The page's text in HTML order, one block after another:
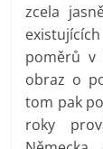
zcela
poměrů v
obraz o
tom pak
roky